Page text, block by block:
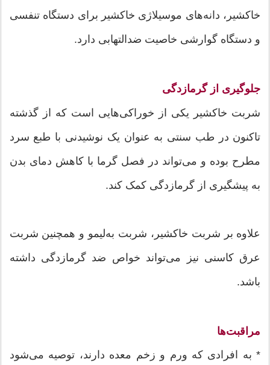
خاکشیر، دانه‌های موسیلاژی خاکشیر برای دستگاه تنفسی
و دستگاه گوارشی خاصیت ضدالتهابی دارد.
جلوگیری از گرمازدگی
شربت خاکشیر یکی از خوراکی‌هایی است که از گذشته
تاکنون در طب سنتی به عنوان یک نوشیدنی با طبع سرد
مطرح بوده و می‌تواند در فصل گرما با کاهش دمای بدن
به پیشگیری از گرمازدگی کمک کند.
علاوه بر شربت خاکشیر، شربت به‌لیمو و همچنین شربت
عرق کاسنی نیز می‌تواند خواص ضد گرمازدگی داشته
باشد.
مراقبت‌ها
* به افرادی که ورم و زخم معده دارند، توصیه می‌شود